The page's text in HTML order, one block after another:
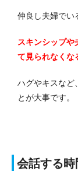
仲良し夫婦でい
スキンシップや
て見られなくな
ハグやキスなど
とが大事です。
会話する